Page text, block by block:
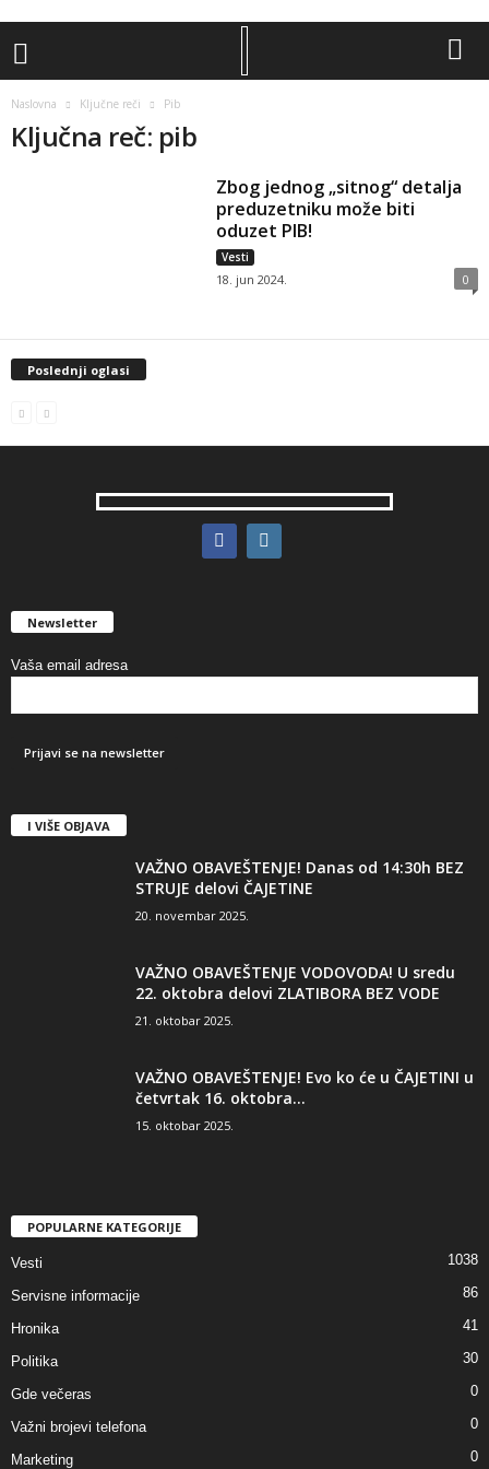
Naslovna Ključne reči Pib
Ključna reč: pib
Zbog jednog „sitnog“ detalja
preduzetniku može biti
oduzet PIB!
Vesti
18. jun 2024. 0
Poslednji oglasi
Newsletter
Vaša email adresa
I VIŠE OBJAVA
VAŽNO OBAVEŠTENJE! Danas od 14:30h BEZ
STRUJE delovi ČAJETINE
20. novembar 2025.
VAŽNO OBAVEŠTENJE VODOVODA! U sredu
22. oktobra delovi ZLATIBORA BEZ VODE
21. oktobar 2025.
VAŽNO OBAVEŠTENJE! Evo ko će u ČAJETINI u
četvrtak 16. oktobra...
15. oktobar 2025.
POPULARNE KATEGORIJE
Vesti 1038
Servisne informacije 86
Hronika 41
Politika 30
Gde večeras 0
Važni brojevi telefona 0
Marketing 0